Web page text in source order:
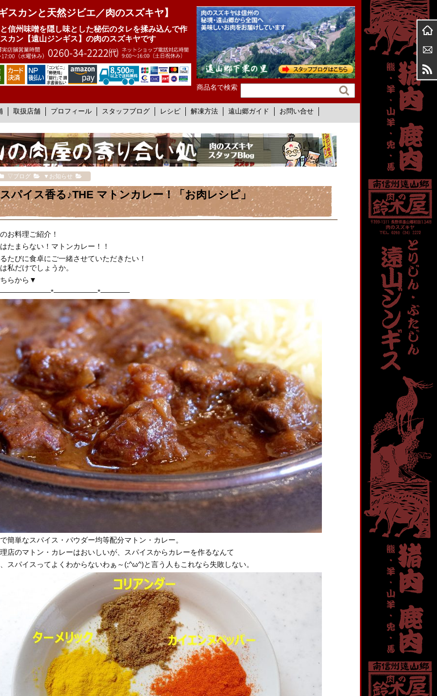
スカンと天然ジビエ／肉のスズキヤ】
信州味噌を隠し味とした秘伝のタレを揉み込んで作
カン【遠山ジンギス】の肉のスズキヤです
商品名で検索
取扱店舗 プロフィール スタッフブログ レシピ 解凍方法 遠山郷ガイド お問い合せ
▽ブログ ▼お知らせ
スパイス香る♪THE マトンカレー！「お肉レシピ」
お料理ご紹介！
たまらない！マトンカレー！！
たびに食卓にご一緒させていただきたい！
私だけでしょうか。
らから▼
簡単なスパイス・パウダー均等配分マトン・カレー。
店のマトン・カレーはおいしいが、スパイスからカレーを作るなんて
スパイスってよくわからないわぁ～(;^ω^)と言う人もこれなら失敗しない。